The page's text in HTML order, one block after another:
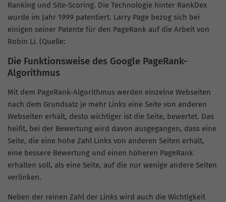
Ranking und Site-Scoring. Die Technologie hinter RankDex
wurde im Jahr 1999 patentiert. Larry Page bezog sich bei
einigen seiner Patente für den PageRank auf die Arbeit von
Robin Li. (Quelle:
Die Funktionsweise des Google PageRank-
Algorithmus
Mit dem PageRank-Algorithmus werden einzelne Webseiten
nach dem Grundsatz je mehr Links eine Seite von anderen
Webseiten erhält, desto wichtiger ist die Seite, bewertet. Das
heißt, bei der Bewertung wird davon ausgegangen, dass eine
Seite, die eine hohe Zahl Links von anderen Seiten erhält,
eine bessere Bewertung und einen höheren PageRank
erhalten soll, als eine Seite, auf die nur wenige andere Seiten
verlinken.
Neben der reinen Zahl der Links wird auch die Wichtigkeit